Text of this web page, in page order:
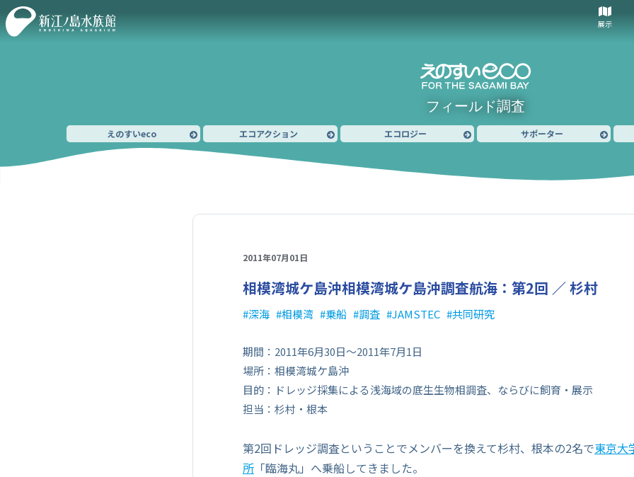
展示
フィールド調査
えのすいeco エコアクション エコロジー サポーター
2011年07月01日
相模湾城ケ島沖相模湾城ケ島沖調査航海：第2回 ／ 杉村
深海 相模湾 乗船 調査 JAMSTEC 共同研究
期間：2011年6月30日～2011年7月1日
場所：相模湾城ケ島沖
目的：ドレッジ採集による浅海域の底生生物相調査、ならびに飼育・展示
担当：杉村・根本
第2回ドレッジ調査ということでメンバーを換えて杉村、根本の2名で東京大
所 「臨海丸」へ乗船してきました。